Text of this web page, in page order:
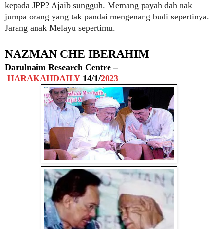
kepada JPP? Ajaib sungguh. Memang payah dah nak
jumpa orang yang tak pandai mengenang budi sepertinya.
Jarang anak Melayu sepertimu.
NAZMAN CHE IBERAHIM
Darulnaim Research Centre –
HARAKAHDAILY 14/1/2023